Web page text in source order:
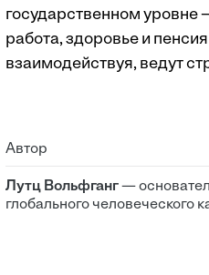
государственном уровне
работа, здоровье и
взаимодействуя, ведут
Автор
Лутц Вольфганг—
глобального человеческого